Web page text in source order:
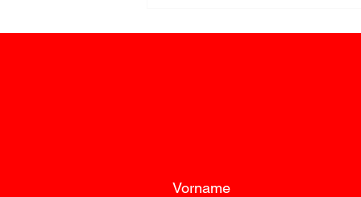
Vorname